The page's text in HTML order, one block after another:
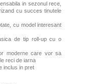
in sezonul rece,
cu succes tinutele
cu model interesant
de tip roll-up cu o
moderne care vor sa
reci de iarna
inclus in pret